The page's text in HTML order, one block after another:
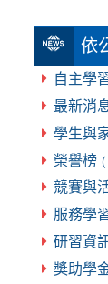
依
自主學
最新消
學生與
榮譽榜 (
競賽與
服務學
研習資
獎助學